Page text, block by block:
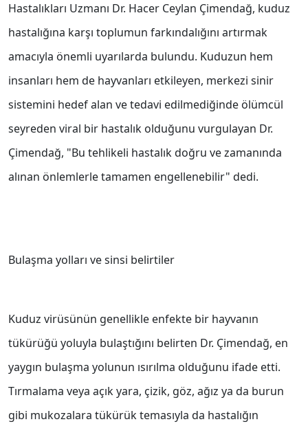
Hastalıkları Uzmanı Dr. Hacer Ceylan Çimendağ, kuduz
hastalığına karşı toplumun farkındalığını artırmak
amacıyla önemli uyarılarda bulundu. Kuduzun hem
insanları hem de hayvanları etkileyen, merkezi sinir
sistemini hedef alan ve tedavi edilmediğinde ölümcül
seyreden viral bir hastalık olduğunu vurgulayan Dr.
Çimendağ, "Bu tehlikeli hastalık doğru ve zamanında
alınan önlemlerle tamamen engellenebilir" dedi.
Bulaşma yolları ve sinsi belirtiler
Kuduz virüsünün genellikle enfekte bir hayvanın
tükürüğü yoluyla bulaştığını belirten Dr. Çimendağ, en
yaygın bulaşma yolunun ısırılma olduğunu ifade etti.
Tırmalama veya açık yara, çizik, göz, ağız ya da burun
gibi mukozalara tükürük temasıyla da hastalığın